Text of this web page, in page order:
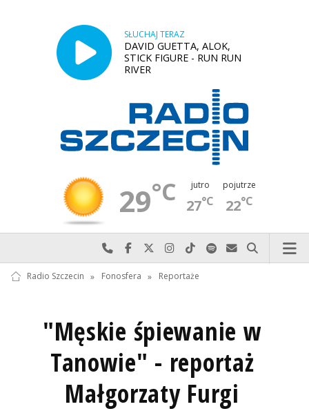
SŁUCHAJ TERAZ
DAVID GUETTA, ALOK,
STICK FIGURE - RUN RUN
RIVER
29°C jutro
27°C
pojutrze
22°C
Najlepiej po prostu do nas zadzwoń
Odwiedź nas na Facebook-u
Odwiedź nas na X
Odwiedź nas na Instagram-ie
Odwiedź nas na TikTok-u
Szukaj nas na Spotify
Wyślij do nas
Szukaj
Radio Szczecin » Fonosfera » Reportaże
"Męskie śpiewanie w
Tanowie" - reportaż
Małgorzaty Furgi